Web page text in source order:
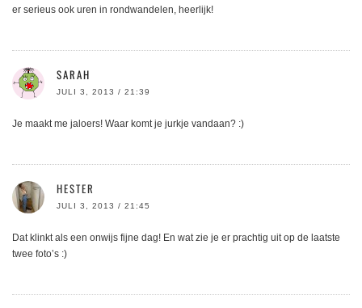
er serieus ook uren in rondwandelen, heerlijk!
SARAH
JULI 3, 2013 / 21:39
Je maakt me jaloers! Waar komt je jurkje vandaan? :)
HESTER
JULI 3, 2013 / 21:45
Dat klinkt als een onwijs fijne dag! En wat zie je er prachtig uit op de laatste
twee foto’s :)